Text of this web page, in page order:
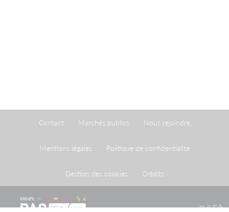
Contact Marchés publics Nous rejoindre
Mentions légales Politique de confidentialité
Gestion des cookies Crédits